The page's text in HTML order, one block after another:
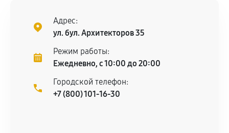
Адрес:
ул. бул. Архитекторов 35
Режим работы:
Ежедневно, с 10:00 до 20:00
Городской телефон:
+7 (800) 101-16-30